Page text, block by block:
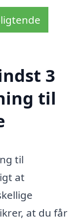
3
til
til
at
at du får